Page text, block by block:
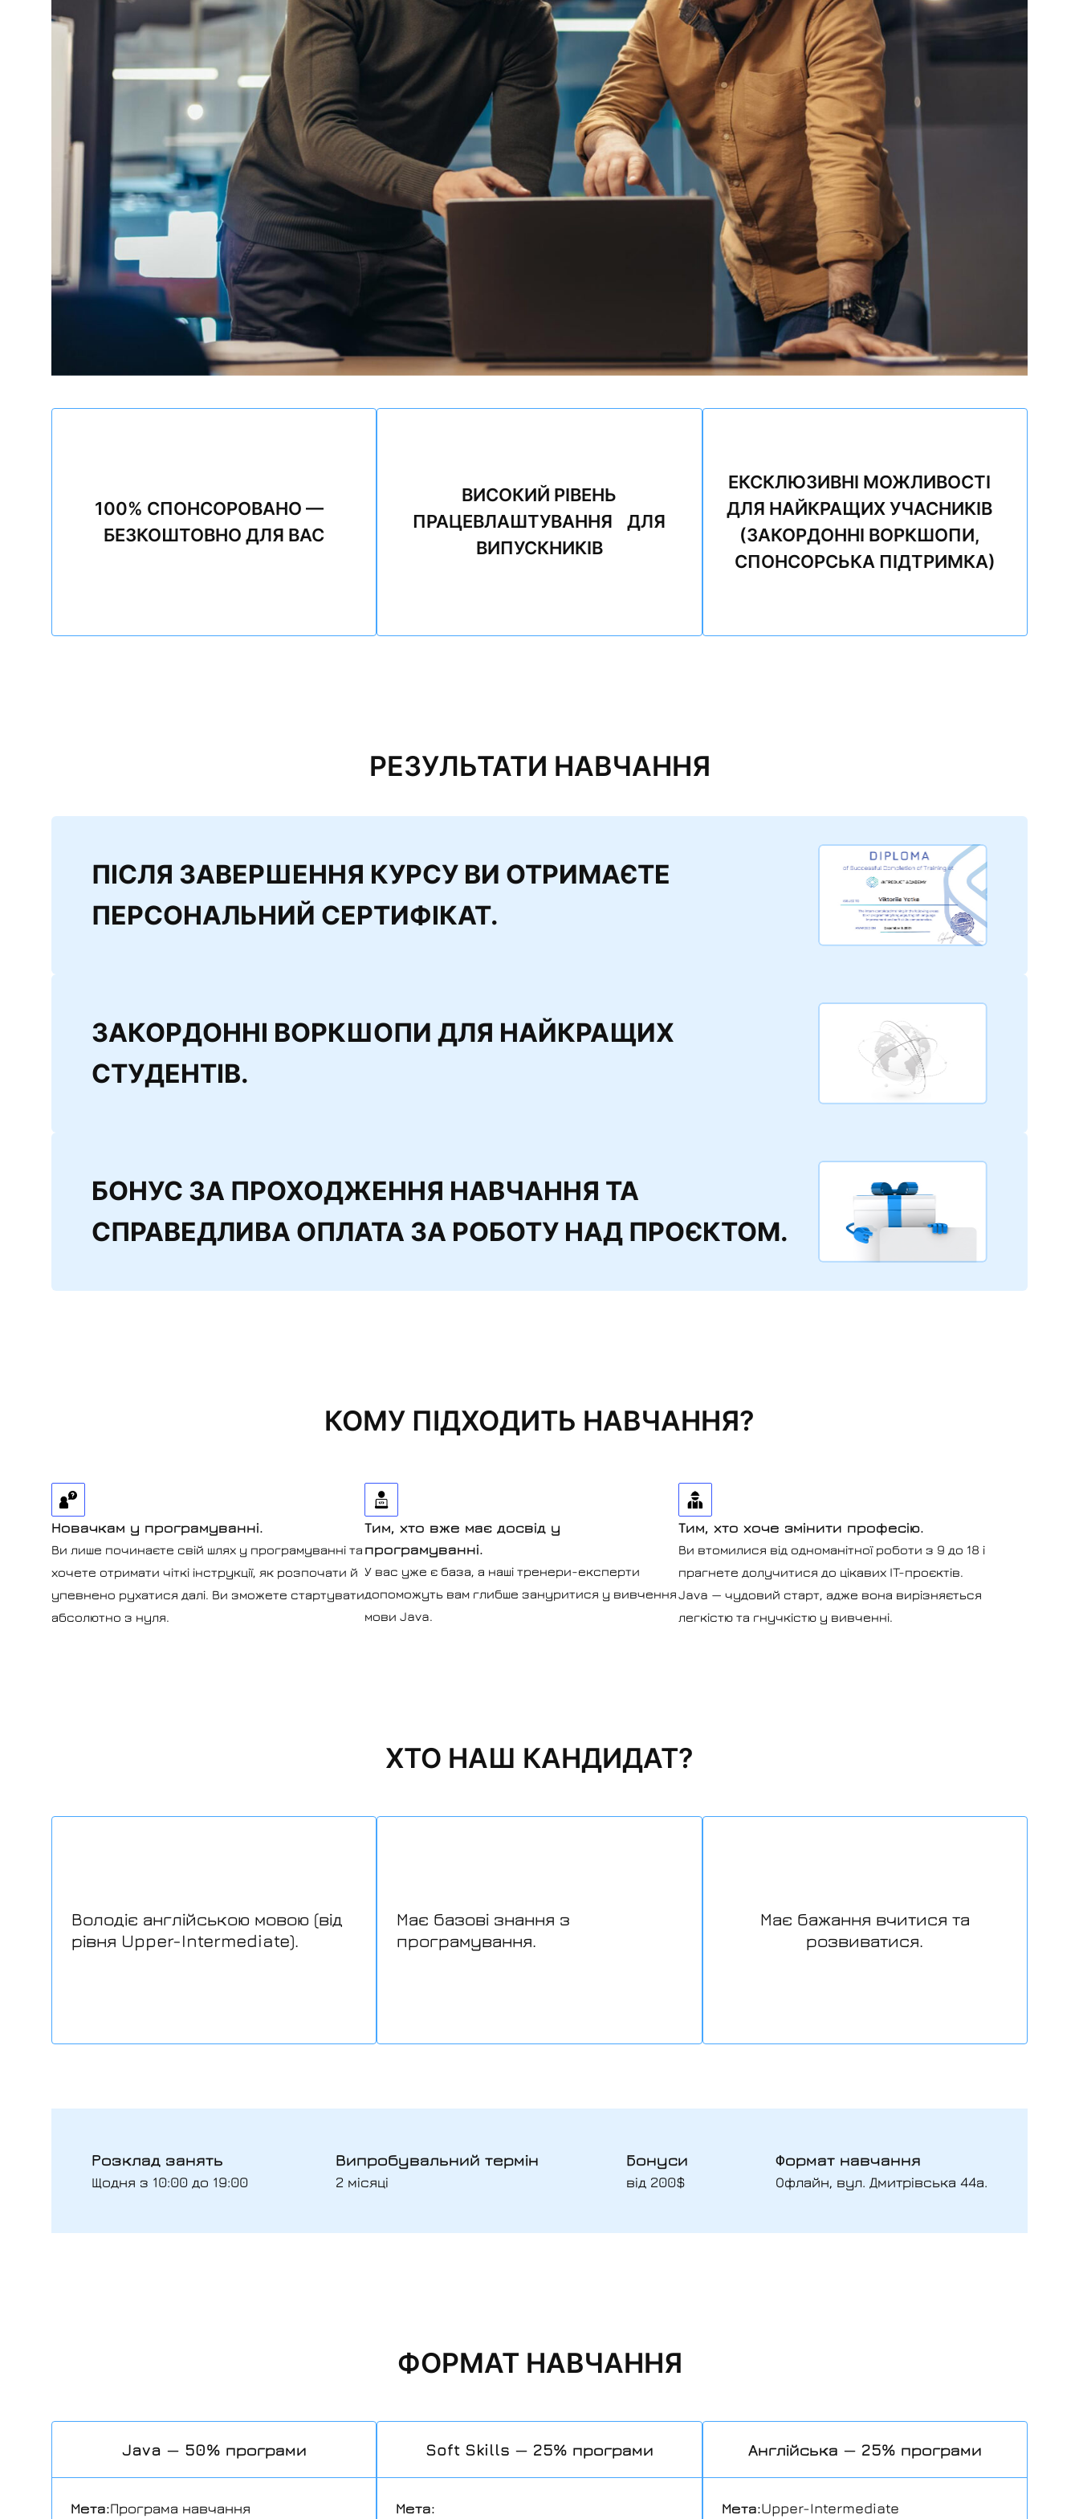
100% СПОНСОРОВАНО —
БЕЗКОШТОВНО ДЛЯ ВАС
ВИСОКИЙ РІВЕНЬ
ПРАЦЕВЛАШТУВАННЯ ДЛЯ
ВИПУСКНИКІВ
ЕКСКЛЮЗИВНІ МОЖЛИВОСТІ
ДЛЯ НАЙКРАЩИХ УЧАСНИКІВ
(ЗАКОРДОННІ ВОРКШОПИ,
СПОНСОРСЬКА ПІДТРИМКА)
РЕЗУЛЬТАТИ НАВЧАННЯ
ПІСЛЯ ЗАВЕРШЕННЯ КУРСУ ВИ ОТРИМАЄТЕ
ПЕРСОНАЛЬНИЙ СЕРТИФІКАТ.
ЗАКОРДОННІ ВОРКШОПИ ДЛЯ НАЙКРАЩИХ
СТУДЕНТІВ.
БОНУС ЗА ПРОХОДЖЕННЯ НАВЧАННЯ ТА
СПРАВЕДЛИВА ОПЛАТА ЗА РОБОТУ НАД ПРОЄКТОМ.
КОМУ ПІДХОДИТЬ НАВЧАННЯ?
Новачкам у програмуванні.
Ви лише починаєте свій шлях у програмуванні та
хочете отримати чіткі інструкції, як розпочати й
упевнено рухатися далі. Ви зможете стартувати
абсолютно з нуля.
Тим, хто вже має досвід у
програмуванні.
У вас уже є база, а наші тренери-експерти
допоможуть вам глибше зануритися у вивчення
мови Java.
Тим, хто хоче змінити професію.
Ви втомилися від одноманітної роботи з 9 до 18 і
прагнете долучитися до цікавих IT-проєктів.
Java — чудовий старт, адже вона вирізняється
легкістю та гнучкістю у вивченні.
ХТО НАШ КАНДИДАТ?
Володіє англійською мовою (від
рівня Upper-Intermediate).
Має базові знання з
програмування.
Має бажання вчитися та
розвиватися.
Розклад занять
Щодня з 10:00 до 19:00
Випробувальний термін
2 місяці
Бонуси
від 200$
Формат навчання
Офлайн, вул. Дмитрівська 44а.
ФОРМАТ НАВЧАННЯ
Java — 50% програми
Мета:Програма навчання
Soft Skills — 25% програми
Мета:
Англійська — 25% програми
Мета:Upper-Intermediate